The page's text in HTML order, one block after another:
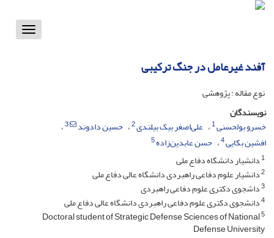
Toggle
آفند غیرعامل در جنگ ترکیبی
نوع مقاله : پژوهشی
نویسندگان
خسرو بولحسنی1 علی‌اصغر بیک بیلندی2 حسین دادوند 3
افشین بکایی4 حسن عابدین‌زاده5
1دانشیار دانشگاه دفاع ملی
2دانشیار علوم دفاعی راهبردی دانشگاه عالی دفاع ملی
3داشجوی دکتری علوم دفاعی راهبردی
4دانشجوی دکتری علوم دفاعی راهبردی دانشگاه عالی دفاع ملی
5
Doctoral student of Strategic Defense Sciences of National
Defense University